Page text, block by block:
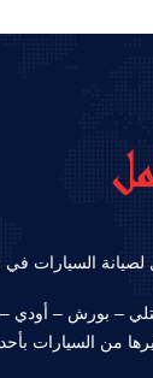
السيارات في
– بورش – أودي
من السيارات